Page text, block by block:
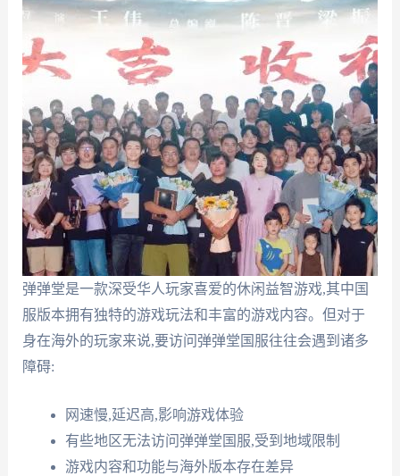
弹弹堂是一款深受华人玩家喜爱的休闲益智游戏,其中国
服版本拥有独特的游戏玩法和丰富的游戏内容。但对于
身在海外的玩家来说,要访问弹弹堂国服往往会遇到诸多
障碍:
网速慢,延迟高,影响游戏体验
有些地区无法访问弹弹堂国服,受到地域限制
游戏内容和功能与海外版本存在差异